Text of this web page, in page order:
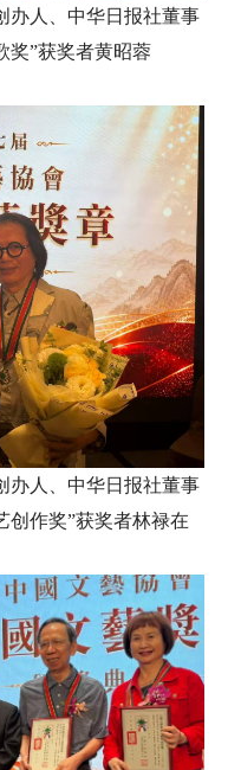
办人、中华日报社董事
奖”获奖者黄昭蓉
办人、中华日报社董事
创作奖”获奖者林禄在